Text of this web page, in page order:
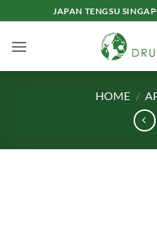
to
content
JAPAN TENGSU
HOME /